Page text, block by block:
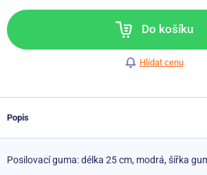
Do košíku
Hlídat cenu
Popis
Posilovací guma: délka 25 cm, modrá, šířka